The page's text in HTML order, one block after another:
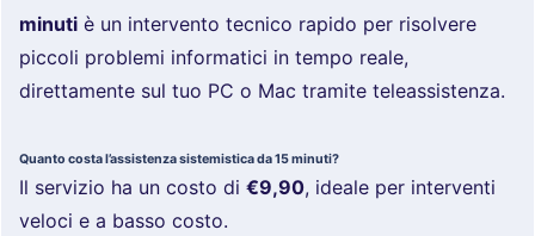
minuti è un intervento tecnico rapido per risolvere
piccoli problemi informatici in tempo reale,
direttamente sul tuo PC o Mac tramite teleassistenza.
Quanto costa l’assistenza sistemistica da 15 minuti?
Il servizio ha un costo di €9,90, ideale per interventi
veloci e a basso costo.